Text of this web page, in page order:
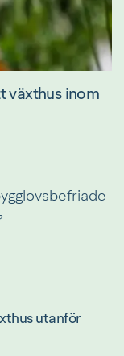
växthus inom
utanför